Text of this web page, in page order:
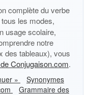
complète du verbe
les modes,
usage scolaire,
notre
des tableaux), vous
Conjugaison.com.
»
Synonymes
Grammaire des